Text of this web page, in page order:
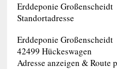
Erddeponie Großenscheidt
Standortadresse
Erddeponie Großenscheidt
42499 Hückeswagen
Adresse anzeigen & Route